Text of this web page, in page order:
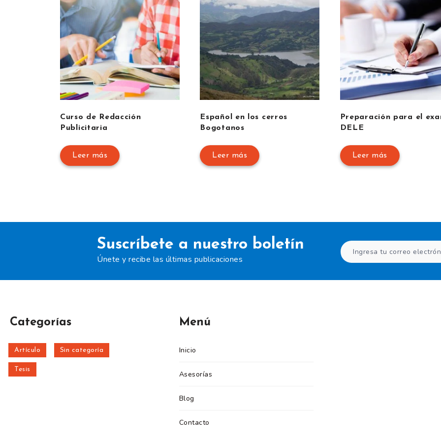
Curso de Redacción
Publicitaria
Leer más
Español en los cerros
Bogotanos
Leer más
Preparación para el
DELE
Leer más
Suscríbete a nuestro boletín
Únete y recibe las últimas publicaciones
Categorías
Artículo Sin categoría
Tesis
Menú
Inicio
Asesorías
Blog
Contacto